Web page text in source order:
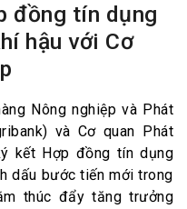
đồng tín dụng
hậu với Cơ
Nông nghiệp và Phát
và Cơ quan Phát
kết Hợp đồng tín dụng
dấu bước tiến mới trong
thúc đẩy tăng trưởng